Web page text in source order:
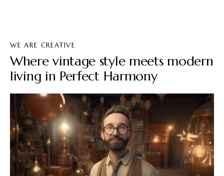
WE ARE CREATIVE
Where vintage style meets modern
living in Perfect Harmony